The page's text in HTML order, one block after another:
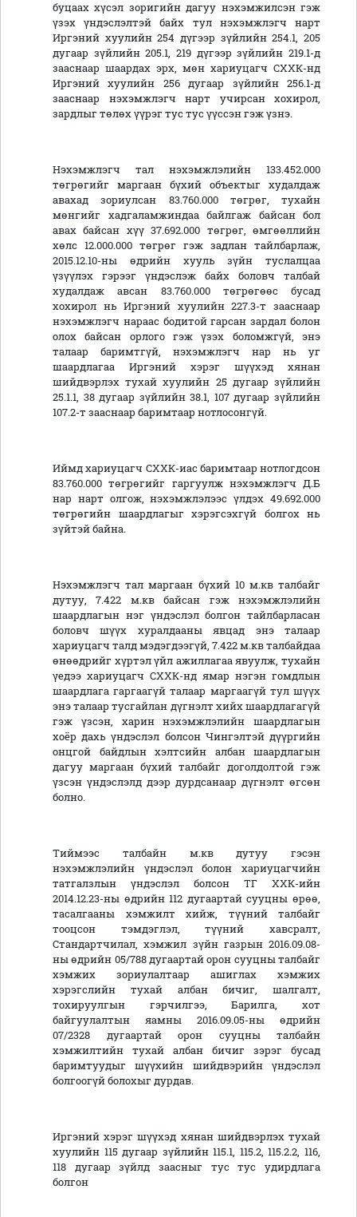
буцаах хүсэл зоригийн дагуу нэхэмжилсэн гэж
үзэх үндэслэлтэй байх тул нэхэмжлэгч нарт
Иргэний хуулийн 254 дүгээр зүйлийн 254.1, 205
дугаар зүйлийн 205.1, 219 дүгээр зүйлийн 219.1-д
зааснаар шаардах эрх, мөн хариуцагч СХХК-нд
Иргэний хуулийн 256 дугаар зүйлийн 256.1-д
зааснаар нэхэмжлэгч нарт учирсан хохирол,
зардлыг төлөх үүрэг тус тус үүссэн гэж үзнэ.
Нэхэмжлэгч тал нэхэмжлэлийн 133.452.000
төгрөгийг маргаан бүхий объектыг худалдаж
авахад зориулсан 83.760.000 төгрөг, тухайн
мөнгийг хадгаламжиндаа байлгаж байсан бол
авах байсан хүү 37.692.000 төгрөг, өмгөөллийн
хөлс 12.000.000 төгрөг гэж задлан тайлбарлаж,
2015.12.10-ны өдрийн хууль зүйн туслалцаа
үзүүлэх гэрээг үндэслэж байх боловч талбай
худалдаж авсан 83.760.000 төгрөгөөс бусад
хохирол нь Иргэний хуулийн 227.3-т зааснаар
нэхэмжлэгч нараас бодитой гарсан зардал болон
олох байсан орлого гэж үзэх боломжгүй, энэ
талаар баримтгүй, нэхэмжлэгч нар нь уг
шаардлагаа Иргэний хэрэг шүүхэд хянан
шийдвэрлэх тухай хуулийн 25 дугаар зүйлийн
25.1.1, 38 дугаар зүйлийн 38.1, 107 дугаар зүйлийн
107.2-т зааснаар баримтаар нотлосонгүй.
Иймд хариуцагч СХХК-иас баримтаар нотлогдсон
83.760.000 төгрөгийг гаргуулж нэхэмжлэгч Д.Б
нар нарт олгож, нэхэмжлэлээс үлдэх 49.692.000
төгрөгийн шаардлагыг хэрэгсэхгүй болгох нь
зүйтэй байна.
Нэхэмжлэгч тал маргаан бүхий 10 м.кв талбайг
дутуу, 7.422 м.кв байсан гэж нэхэмжлэлийн
шаардлагын нэг үндэслэл болгон тайлбарласан
боловч шүүх хуралдааны явцад энэ талаар
хариуцагч талд мэдэгдээгүй, 7.422 м.кв талбайдаа
өнөөдрийг хүртэл үйл ажиллагаа явуулж, тухайн
үедээ хариуцагч СХХК-нд ямар нэгэн гомдлын
шаардлага гаргаагүй талаар маргаагүй тул шүүх
энэ талаар тусгайлан дүгнэлт хийх шаардлагагүй
гэж үзсэн, харин нэхэмжлэлийн шаардлагын
хоёр дахь үндэслэл болсон Чингэлтэй дүүргийн
онцгой байдлын хэлтсийн албан шаардлагын
дагуу маргаан бүхий талбайг доголдолтой гэж
үзсэн үндэслэлд дээр дурдсанаар дүгнэлт өгсөн
болно.
Тиймээс талбайн м.кв дутуу гэсэн
нэхэмжлэлийн үндэслэл болон хариуцагчийн
татгалзлын үндэслэл болсон ТГ ХХК-ийн
2014.12.23-ны өдрийн 112 дугаартай сууцны өрөө,
тасалгааны хэмжилт хийж, түүний талбайг
тооцсон тэмдэглэл, түүний хавсралт,
Стандартчилал, хэмжил зүйн газрын 2016.09.08-
ны өдрийн 05/788 дугаартай орон сууцны талбайг
хэмжих зориулалтаар ашиглах хэмжих
хэрэгслийн тухай албан бичиг, шалгалт,
тохируулгын гэрчилгээ, Барилга, хот
байгуулалтын яамны 2016.09.05-ны өдрийн
07/2328 дугаартай орон сууцны талбайн
хэмжилтийн тухай албан бичиг зэрэг бусад
баримтуудыг шүүхийн шийдвэрийн үндэслэл
болгоогүй болохыг дурдав.
Иргэний хэрэг шүүхэд хянан шийдвэрлэх тухай
хуулийн 115 дугаар зүйлийн 115.1, 115.2, 115.2.2, 116,
118 дугаар зүйлд заасныг тус тус удирдлага
болгон